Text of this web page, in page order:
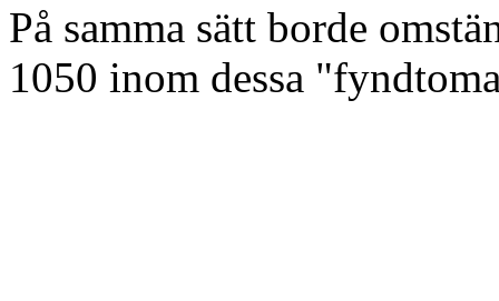
På samma sätt borde
1050 inom dessa